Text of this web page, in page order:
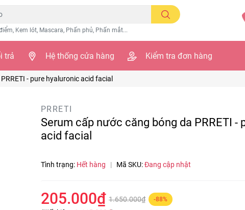
Kem lót, Mascara, Phấn phủ, Phấn mắt...
trả Hệ thống cửa hàng Kiểm tra đơn hàng
- pure hyaluronic acid facial
PRRETI
Serum cấp nước căng bóng da PRRETI -
acid facial
Tình trạng: Hết hàng | Mã SKU:Đang cập nhật
205.000₫ 1.650.000₫ -88%